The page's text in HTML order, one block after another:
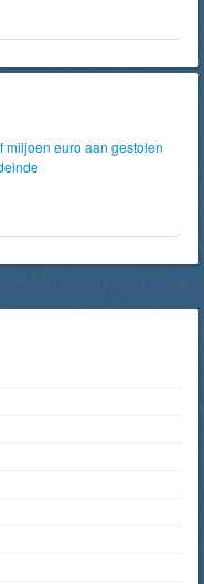
miljoen euro aan gestolen